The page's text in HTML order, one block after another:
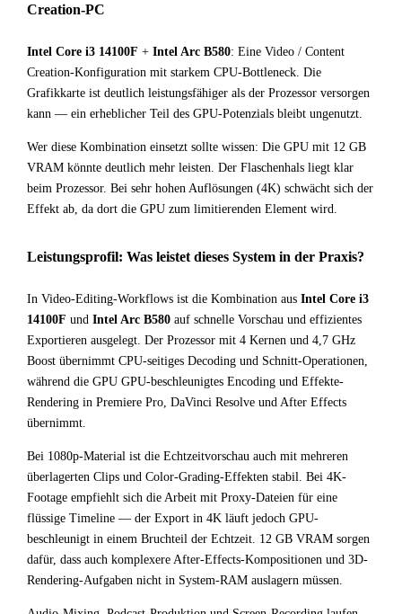
Creation-PC
Intel Core i3 14100F + Intel Arc B580: Eine Video / Content
Creation-Konfiguration mit starkem CPU-Bottleneck. Die
Grafikkarte ist deutlich leistungsfähiger als der Prozessor versorgen
kann — ein erheblicher Teil des GPU-Potenzials bleibt ungenutzt.
Wer diese Kombination einsetzt sollte wissen: Die GPU mit 12 GB
VRAM könnte deutlich mehr leisten. Der Flaschenhals liegt klar
beim Prozessor. Bei sehr hohen Auflösungen (4K) schwächt sich der
Effekt ab, da dort die GPU zum limitierenden Element wird.
Leistungsprofil: Was leistet dieses System in der Praxis?
In Video-Editing-Workflows ist die Kombination aus Intel Core i3
14100F und Intel Arc B580 auf schnelle Vorschau und effizientes
Exportieren ausgelegt. Der Prozessor mit 4 Kernen und 4,7 GHz
Boost übernimmt CPU-seitiges Decoding und Schnitt-Operationen,
während die GPU GPU-beschleunigtes Encoding und Effekte-
Rendering in Premiere Pro, DaVinci Resolve und After Effects
übernimmt.
Bei 1080p-Material ist die Echtzeitvorschau auch mit mehreren
überlagerten Clips und Color-Grading-Effekten stabil. Bei 4K-
Footage empfiehlt sich die Arbeit mit Proxy-Dateien für eine
flüssige Timeline — der Export in 4K läuft jedoch GPU-
beschleunigt in einem Bruchteil der Echtzeit. 12 GB VRAM sorgen
dafür, dass auch komplexere After-Effects-Kompositionen und 3D-
Rendering-Aufgaben nicht in System-RAM auslagern müssen.